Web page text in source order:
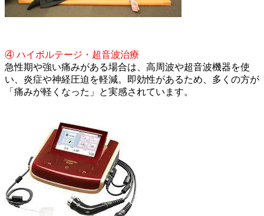
④ ハイボルテージ・超音波治療
急性期や強い痛みがある場合は、高周波や超音波機器を使
い、炎症や神経圧迫を軽減。即効性があるため、多くの方が
「痛みが軽くなった」と実感されています。